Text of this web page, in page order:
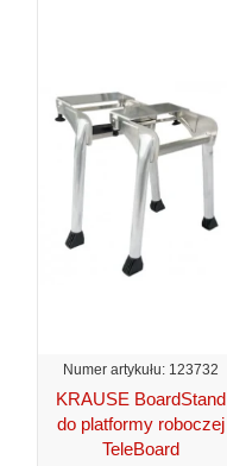
Numer artykułu: 123732
KRAUSE BoardStand
do platformy roboczej
TeleBoard